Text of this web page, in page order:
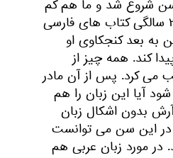
سن شروع شد و ما هم کم
کم باور کردیم که او توانایی های خاصی دارد. او در سن ۲.۵ سالگی کتاب های فارسی
و از این سن به بعد کنجکاوی او
کند. همه چیز از
می کرد. پس از آن مادر
آیا این زبان را هم
می گیرد یا نه. که در سن ۳ سالگی آرش بدون اشکال زبان
در این سن می توانست
در مورد زبان عربی هم